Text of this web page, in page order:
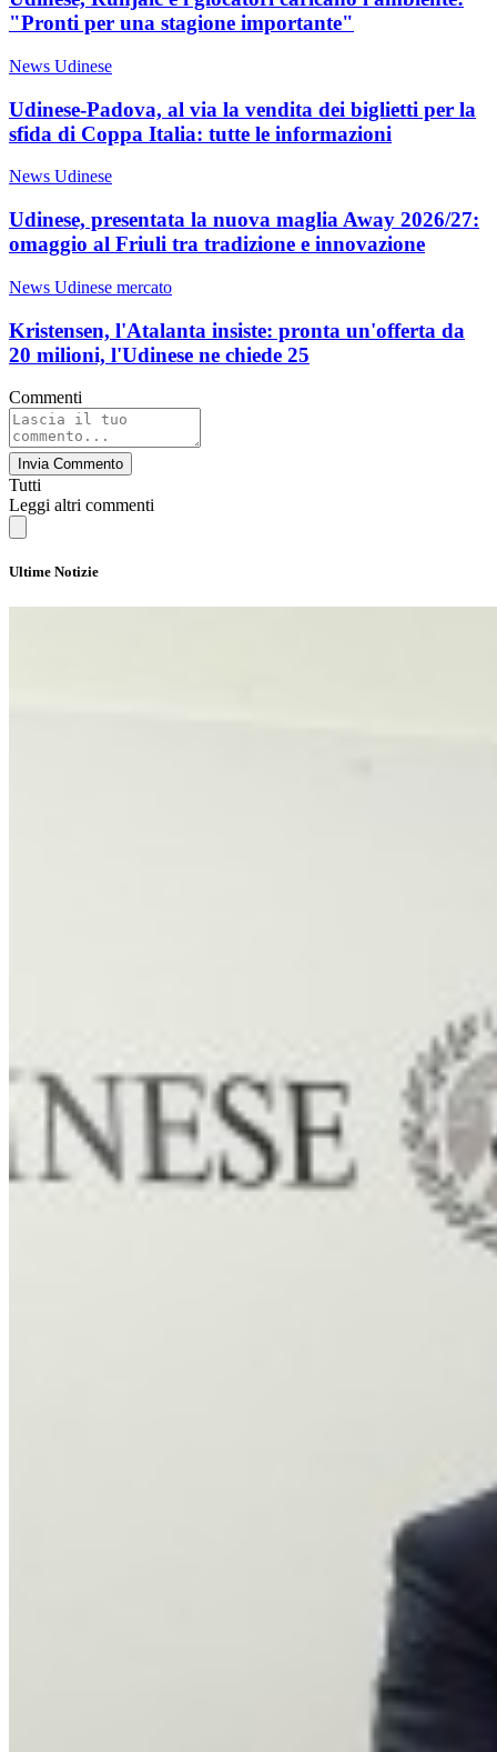
"Pronti per una stagione importante"
News Udinese
Udinese-Padova, al via la vendita dei biglietti per la
sfida di Coppa Italia: tutte le informazioni
News Udinese
Udinese, presentata la nuova maglia Away 2026/27:
omaggio al Friuli tra tradizione e innovazione
News Udinese mercato
Kristensen, l'Atalanta insiste: pronta un'offerta da
20 milioni, l'Udinese ne chiede 25
Commenti
Invia Commento
Tutti
Leggi altri commenti
Ultime Notizie